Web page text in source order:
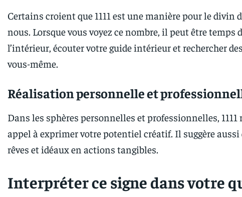
Certains croient que 1111 est une manière pour le divin
nous. Lorsque vous voyez ce nombre, il peut être temps
l’intérieur, écouter votre guide intérieur et rechercher
vous-même.
Réalisation personnelle et
Dans les sphères personnelles et professionnelles,
appel à exprimer votre potentiel créatif. Il suggère aussi
rêves et idéaux en actions tangibles.
Interpréter ce signe dans votre